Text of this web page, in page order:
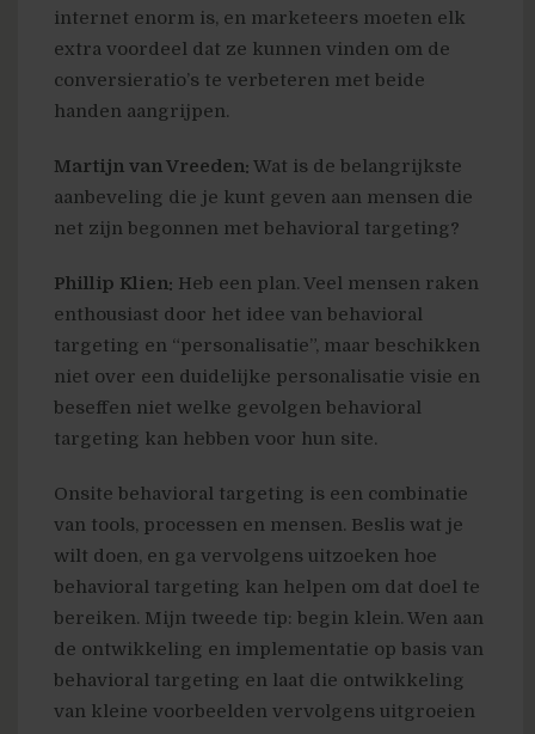
internet enorm is, en marketeers moeten elk
extra voordeel dat ze kunnen vinden om de
conversieratio’s te verbeteren met beide
handen aangrijpen.
Martijn van Vreeden: Wat is de belangrijkste
aanbeveling die je kunt geven aan mensen die
net zijn begonnen met behavioral targeting?
Phillip Klien: Heb een plan. Veel mensen raken
enthousiast door het idee van behavioral
targeting en “personalisatie”, maar beschikken
niet over een duidelijke personalisatie visie en
beseffen niet welke gevolgen behavioral
targeting kan hebben voor hun site.
Onsite behavioral targeting is een combinatie
van tools, processen en mensen. Beslis wat je
wilt doen, en ga vervolgens uitzoeken hoe
behavioral targeting kan helpen om dat doel te
bereiken. Mijn tweede tip: begin klein. Wen aan
de ontwikkeling en implementatie op basis van
behavioral targeting en laat die ontwikkeling
van kleine voorbeelden vervolgens uitgroeien